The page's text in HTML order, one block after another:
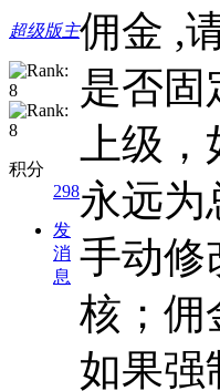
超级版主
积分
298
发
消
息
佣金 ,
是否固
上级
永远为
手动修
核；佣
如果强